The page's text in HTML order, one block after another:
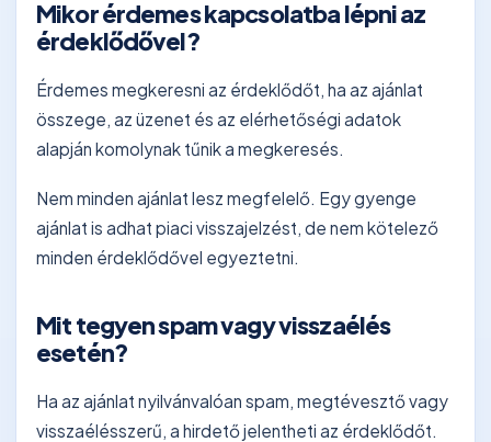
Mikor érdemes kapcsolatba lépni az
érdeklődővel?
Érdemes megkeresni az érdeklődőt, ha az ajánlat
összege, az üzenet és az elérhetőségi adatok
alapján komolynak tűnik a megkeresés.
Nem minden ajánlat lesz megfelelő. Egy gyenge
ajánlat is adhat piaci visszajelzést, de nem kötelező
minden érdeklődővel egyeztetni.
Mit tegyen spam vagy visszaélés
esetén?
Ha az ajánlat nyilvánvalóan spam, megtévesztő vagy
visszaélésszerű, a hirdető jelentheti az érdeklődőt.